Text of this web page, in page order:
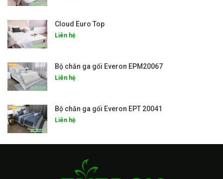
Cloud Euro Top
Liên hệ
Bộ chăn ga gối Everon EPM20067
Liên hệ
Bộ chăn ga gối Everon EPT 20041
Liên hệ